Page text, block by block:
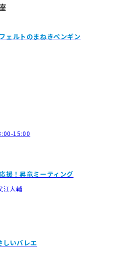
ェルトのまねきペンギン
15:00
援！昇竜ミーティング
江大輔
しいバレエ